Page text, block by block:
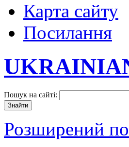
Карта сайту
Посилання
Пошук на сайті:
Розширений